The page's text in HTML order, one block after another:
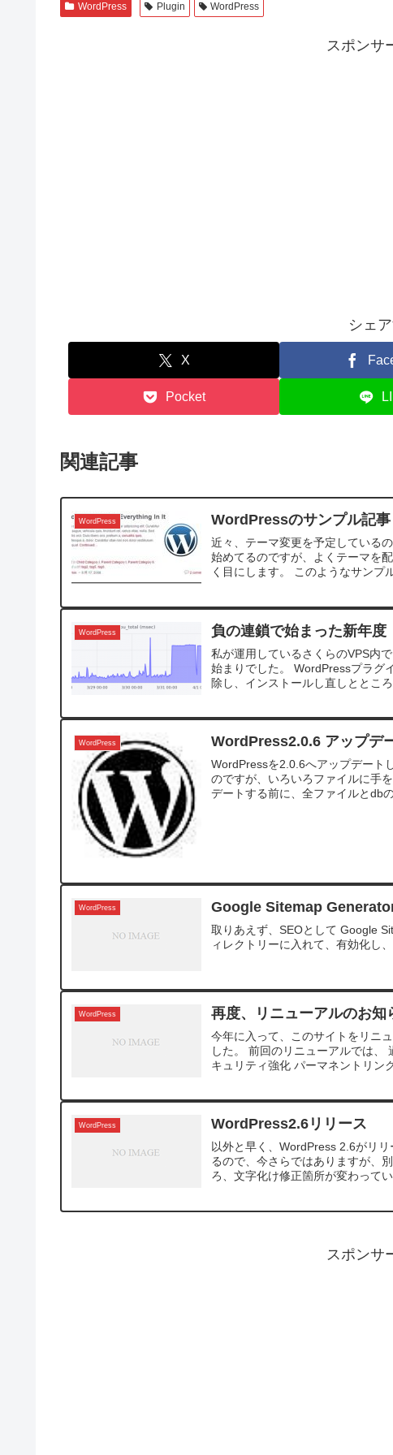
WordPress Plugin WordPress
スポンサ
シェ
X
Pocket
関連記事
WordPress WordPressのサンプル記事
近々、テーマ変更を予定している
始めてるのですが、よくテーマを
く目にします。 このようなサンプ
WordPress 負の連鎖で始まった新年度
私が運用しているさくらのVPS内
始まりでした。 WordPressプラグ
除し、インストールし直しとところ
WordPress WordPress2.0.6 アップデ
WordPressを2.0.6へアップデート
のですが、いろいろファイルに手
デートする前に、全ファイルとdb
WordPress Google Sitemap
取りあえず、SEOとして Google
ィレクトリーに入れて、有効化し
WordPress 再度、リニューアルのお知
今年に入って、このサイトをリニ
した。 前回のリニューアルでは、
キュリティ強化 パーマネントリン
WordPress WordPress2.6リリース
以外と早く、WordPress 2.6がリ
るので、今さらではありますが、
ろ、文字化け修正箇所が変わって
スポンサ